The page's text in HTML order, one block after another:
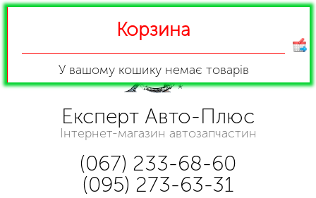
Експерт Авто-Плюс
Інтернет-магазин автозапчастин
(067) 233-68-60
(095) 273-63-31
Корзина
У вашому кошику немає товарів